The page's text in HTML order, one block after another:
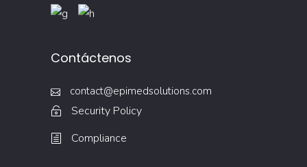
Contáctenos
contact@epimedsolutions.com
Security Policy
Compliance